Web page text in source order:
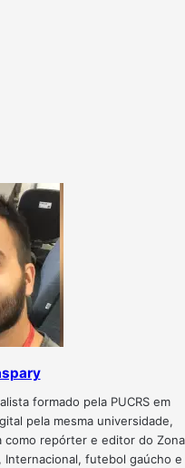
formado pela PUCRS em
pela mesma universidade,
como repórter e editor do Zona
Internacional, futebol gaúcho e